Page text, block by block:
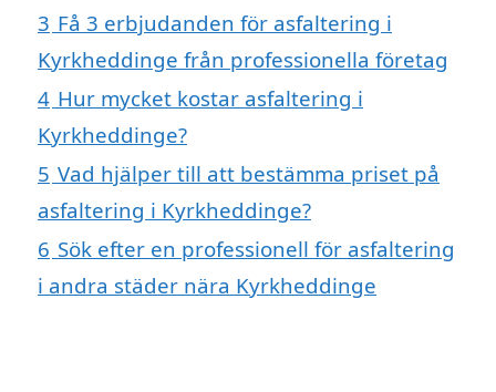
3 Få 3 erbjudanden för asfaltering i
Kyrkheddinge från professionella företag
4 Hur mycket kostar asfaltering i
Kyrkheddinge?
5 Vad hjälper till att bestämma priset på
asfaltering i Kyrkheddinge?
6 Sök efter en professionell för asfaltering
i andra städer nära Kyrkheddinge